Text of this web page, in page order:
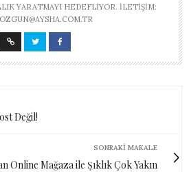
YARATMAYI HEDEFLIYOR. İLETIŞIM:
Değil!
SONRAKI MAKALE
Online Mağaza ile Şıklık Çok Yakın